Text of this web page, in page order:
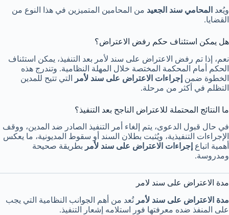
ويُعد المحامي سند الجعيد من المحامين المتميزين في هذا النوع من
القضايا.
هل يمكن استئناف حكم رفض الاعتراض؟
نعم، إذا تم رفض الاعتراض على سند لأمر بعد التنفيذ، يمكن استئناف
الحكم أمام المحكمة المختصة خلال المهلة النظامية. وتندرج هذه
الخطوة ضمن إجراءات الاعتراض على سند لأمر
التي تتيح للمدين
التظلم في أكثر من مرحلة.
ما النتائج المحتملة للاعتراض الناجح بعد التنفيذ؟
في حال قبول الدعوى، يتم إلغاء أمر التنفيذ الصادر ضد المدين، ووقف
الإجراءات التنفيذية، ويُثبت بطلان السند أو سقوط المديونية، ما يعكس
أهمية اتباع إجراءات الاعتراض على سند لأمر بطريقة صحيحة
ومدروسة.
مدة الاعتراض على سند لامر
مدة الاعتراض على سند لأمر تُعد من أهم الجوانب النظامية التي يجب
على المنفذ ضده معرفتها فور استلامه إشعار التنفيذ.